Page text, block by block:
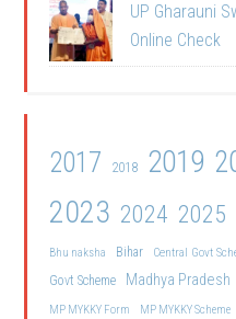
UP Gharauni
Online Check
2017 2018 2019
2023 2024 2025
Bhu naksha Bihar Central Govt
Govt Scheme Madhya Pradesh
MP MYKKY Form
MP MYKKY Scheme